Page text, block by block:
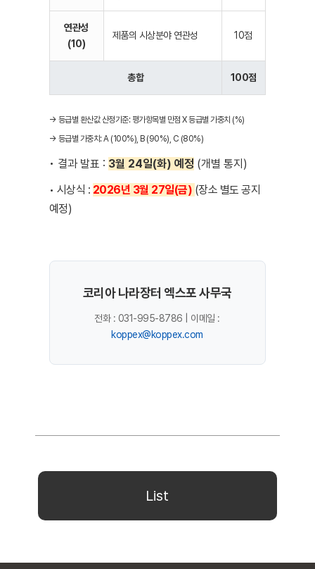
연관성
(10)
제품의 시상분야 연관성 10점
총합 100점
→ 등급별 환산값 산정기준: 평가항목별 만점 X 등급별 가중치 (%)
→ 등급별 가중치: A (100%), B (90%), C (80%)
• 결과 발표 : 3월 24일(화) 예정 (개별 통지)
• 시상식 : 2026년 3월 27일(금) (장소 별도 공지
예정)
코리아 나라장터 엑스포 사무국
전화 : 031-995-8786 | 이메일 :
koppex@koppex.com
List